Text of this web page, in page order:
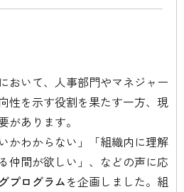
おいて、人事部門やマネジャー
性を示す役割を果たす一方、現
があります。
かわからない」「組織内に理解
仲間が欲しい」、などの声に応
プログラムを企画しました。組